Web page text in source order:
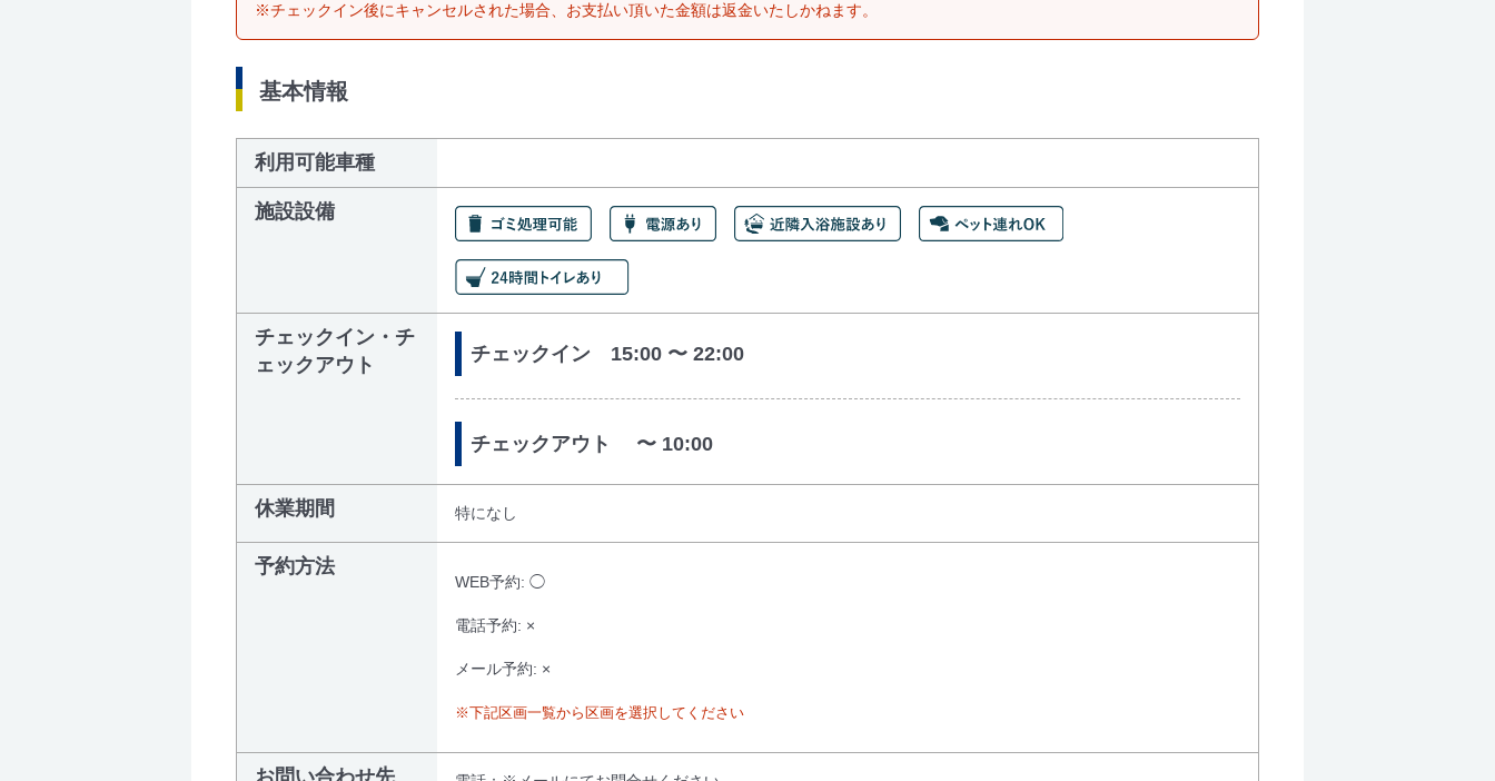
※チェックイン後にキャンセルされた場合、お支払い頂いた金額は返金いたしかねます。
基本情報
利用可能車種
施設設備
チェックイン・チ
ェックアウト
チェックイン 15:00 〜 22:00
チェックアウト 〜 10:00
休業期間 特になし
予約方法
WEB予約: ◯
電話予約: ×
メール予約: ×
※下記区画一覧から区画を選択してください
お問い合わせ先